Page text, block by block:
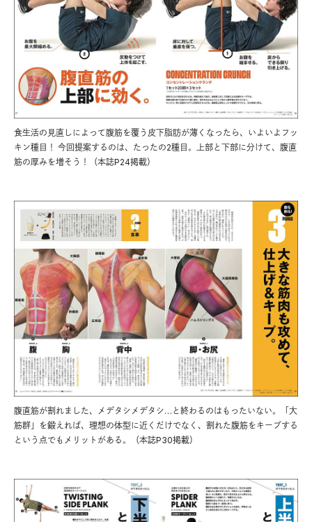
食生活の見直しによって腹筋を覆う皮下脂肪が薄くなったら、いよいよフッ
キン種目！ 今回提案するのは、たったの2種目。上部と下部に分けて、腹直
筋の厚みを増そう！（本誌P24掲載）
腹直筋が割れました、メデタシメデタシ…と終わるのはもったいない。「大
筋群」を鍛えれば、理想の体型に近くだけでなく、割れた腹筋をキープする
という点でもメリットがある。（本誌P30掲載）